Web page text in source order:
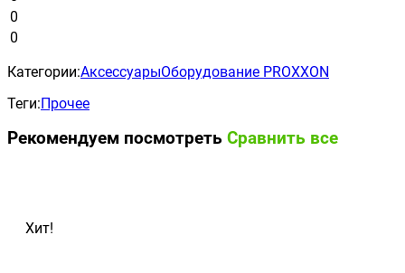
0
0
Категории:АксессуарыОборудование PROXXON
Теги:Прочее
Рекомендуем посмотреть Сравнить все
Хит!